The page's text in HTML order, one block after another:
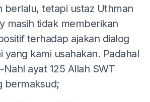
berlalu, tetapi ustaz Uthman
masih tidak memberikan
terhadap ajakan dialog
yang kami usahakan. Padahal
ayat 125 Allah SWT
bermaksud;